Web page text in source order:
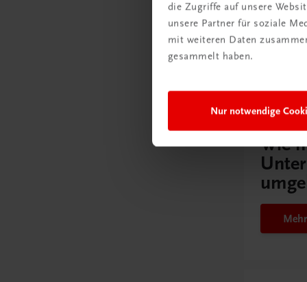
die Zugriffe auf unsere
unsere Partner für soziale
mit weiteren Daten
gesammelt haben.
Nur notwendige
Gut zu
Wie